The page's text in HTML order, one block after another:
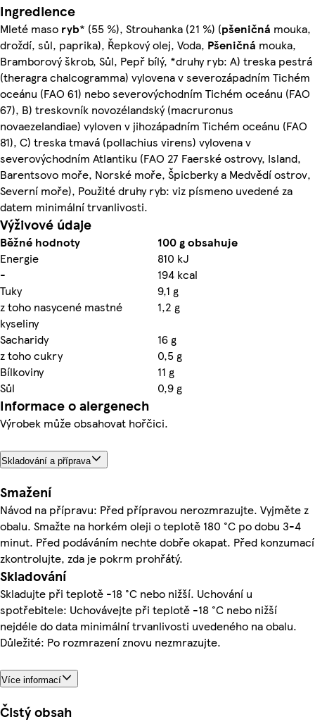
Ingredience
Mleté maso ryb* (55 %), Strouhanka (21 %) (pšeničná mouka,
droždí, sůl, paprika), Řepkový olej, Voda, Pšeničná mouka,
Bramborový škrob, Sůl, Pepř bílý, *druhy ryb: A) treska pestrá
(theragra chalcogramma) vylovena v severozápadním Tichém
oceánu (FAO 61) nebo severovýchodním Tichém oceánu (FAO
67), B) treskovník novozélandský (macruronus
novaezelandiae) vyloven v jihozápadním Tichém oceánu (FAO
81), C) treska tmavá (pollachius virens) vylovena v
severovýchodním Atlantiku (FAO 27 Faerské ostrovy, Island,
Barentsovo moře, Norské moře, Špicberky a Medvědí ostrov,
Severní moře), Použité druhy ryb: viz písmeno uvedené za
datem minimální trvanlivosti.
Výživové údaje
Běžné hodnoty
100 g obsahuje
Energie
810 kJ
-
194 kcal
Tuky
9,1 g
z toho nasycené mastné
kyseliny
1,2 g
Sacharidy
16 g
z toho cukry
0,5 g
Bílkoviny
11 g
Sůl
0,9 g
Informace o alergenech
Výrobek může obsahovat hořčici.
Skladování a příprava
Smažení
Návod na přípravu: Před přípravou nerozmrazujte. Vyjměte z
obalu. Smažte na horkém oleji o teplotě 180 °C po dobu 3-4
minut. Před podáváním nechte dobře okapat. Před konzumací
zkontrolujte, zda je pokrm prohřátý.
Skladování
Skladujte při teplotě -18 °C nebo nižší. Uchování u
spotřebitele: Uchovávejte při teplotě -18 °C nebo nižší
nejdéle do data minimální trvanlivosti uvedeného na obalu.
Důležité: Po rozmrazení znovu nezmrazujte.
Více informací
Čistý obsah